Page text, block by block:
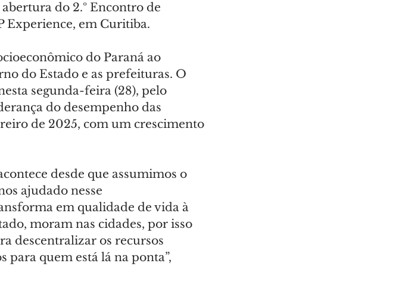
do 2.º Encontro de
Experience, em Curitiba.
do Paraná ao
do Estado e as prefeituras. O
segunda-feira (28), pelo
do desempenho das
de 2025, com um crescimento
desde que assumimos o
ajudado nesse
em qualidade de vida à
moram nas cidades, por isso
descentralizar os recursos
para quem está lá na ponta”,